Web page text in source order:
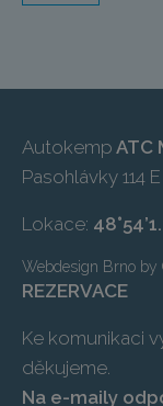
Autokemp ATC
Pasohlávky 114 E
Lokace:
Webdesign Brno by
REZERVACE
Ke komunikaci
děkujeme.
Na e-maily